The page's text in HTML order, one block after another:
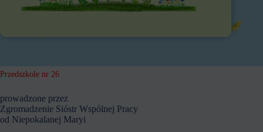
Przedszkole nr 26
prowadzone przez
Zgromadzenie Sióstr Wspólnej Pracy
od Niepokalanej Maryi